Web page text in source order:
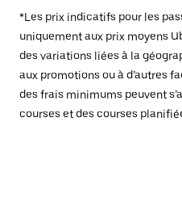
*Les prix indicatifs pour les
uniquement aux prix moyens
des variations liées à la
aux promotions ou à d’autres
des frais minimums peuvent
courses et des courses